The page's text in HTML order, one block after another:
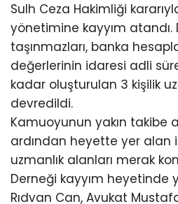
Sulh Ceza Hakimliği
yönetimine kayyım atandı.
taşınmazları, banka
değerlerinin idaresi adli
kadar oluşturulan 3 kişilik
devredildi.
Kamuoyunun yakın takibe
ardından heyette yer alan
uzmanlık alanları merak
Derneği kayyım heyetinde
Rıdvan Can, Avukat